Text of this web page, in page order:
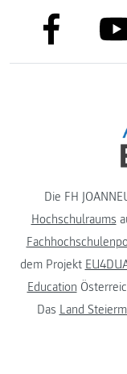
link to
Die FH
Hochschulraums
dem Projekt
Education
Das Land